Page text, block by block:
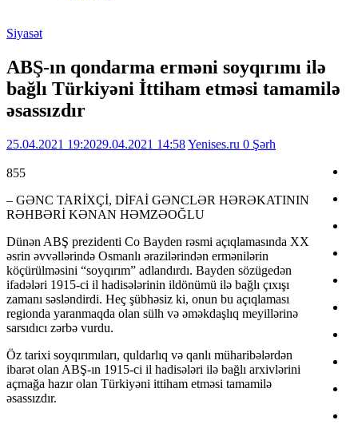
Siyasət
ABŞ-ın qondarma erməni soyqırımı ilə
bağlı Türkiyəni İttiham etməsi tamamilə
əsassızdır
25.04.2021 19:2029.04.2021 14:58Yenises.ru 0 Şərh
855
– GƏNC TARİXÇİ, DİFAİ GƏNCLƏR HƏRƏKATININ
RƏHBƏRİ KƏNAN HƏMZƏOĞLU
Dünən ABŞ prezidenti Co Bayden rəsmi açıqlamasında XX
əsrin əvvəllərində Osmanlı ərazilərindən ermənilərin
köçürülməsini “soyqırım” adlandırdı. Bayden sözügedən
ifadələri 1915-ci il hadisələrinin ildönümü ilə bağlı çıxışı
zamanı səsləndirdi. Heç şübhəsiz ki, onun bu açıqlaması
regionda yaranmaqda olan sülh və əməkdaşlıq meyillərinə
sarsıdıcı zərbə vurdu.
Öz tarixi soyqırımıları, quldarlıq və qanlı müharibələrdən
ibarət olan ABŞ-ın 1915-ci il hadisələri ilə bağlı arxivlərini
açmağa hazır olan Türkiyəni ittiham etməsi tamamilə
əsassızdır.